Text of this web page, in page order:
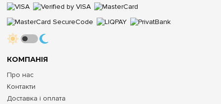
КОМПАНІЯ
Про нас
Контакти
Доставка і оплата